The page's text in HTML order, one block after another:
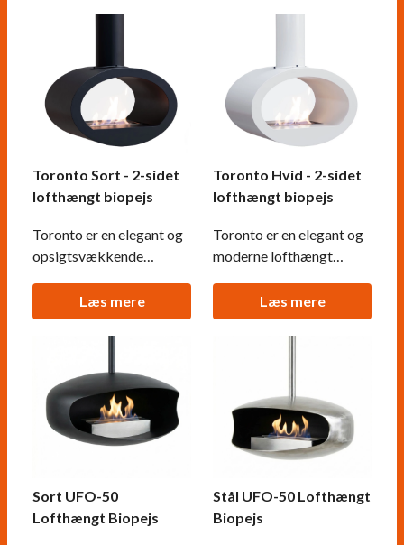
Toronto Sort - 2-sidet
lofthængt biopejs
Toronto er en elegant og
opsigtsvækkende
designet til at give en unik
atmosfære i ethvert rum.
det muligt at nyde
flammerne fra flere
vinkler. Den medfølgende
1,5 liters brænder giver
Læs mere
Toronto Hvid - 2-sidet
lofthængt biopejs
Toronto er en elegant og
moderne lofthængt
begge sider, hvilket gør
det muligt at nyde
neutral hvid farve, der
passer ind i de fleste
omgivelser. Med en
Læs mere
Sort UFO-50
Lofthængt Biopejs
Stål UFO-50 Lofthængt
Biopejs